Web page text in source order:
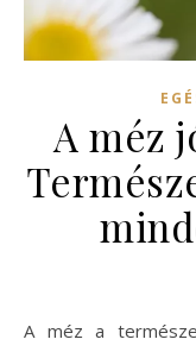
A méz
A méz a természet egyik legcsodálatosabb ajándéka,